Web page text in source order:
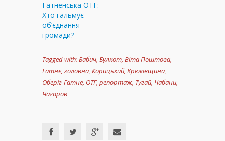
Гатненська ОТГ:
Хто гальмує
об’єднання
громади?
Tagged with:Бабич, Булкот, Віта Поштова,
Гатне, головна, Корицький, Крюківщина,
Оберіг-Гатне, ОТГ, репортаж, Тугай, Чабани,
Чагаров